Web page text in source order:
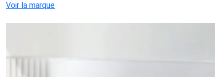
Voir la marque